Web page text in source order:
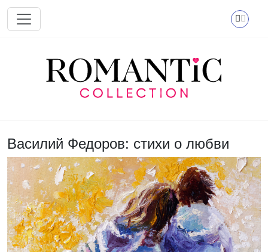
Перейти к основному содержанию
Василий Федоров: стихи о любви